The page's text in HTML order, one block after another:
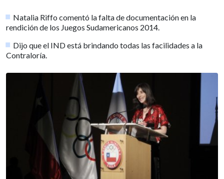
Natalia Riffo comentó la falta de documentación en la
rendición de los Juegos Sudamericanos 2014.
Dijo que el IND está brindando todas las facilidades a la
Contraloría.